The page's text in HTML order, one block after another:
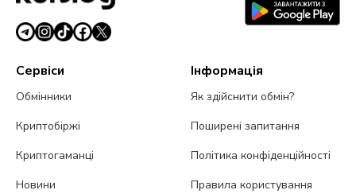
Сервіси
Обмінники
Криптобіржі
Криптогаманці
Новини
Інформація
Як здійснити обмін?
Поширені запитання
Політика конфіденційності
Правила користування